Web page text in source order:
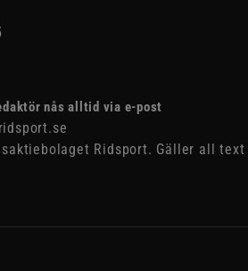
nås alltid via e-post
Ridsport. Gäller all text